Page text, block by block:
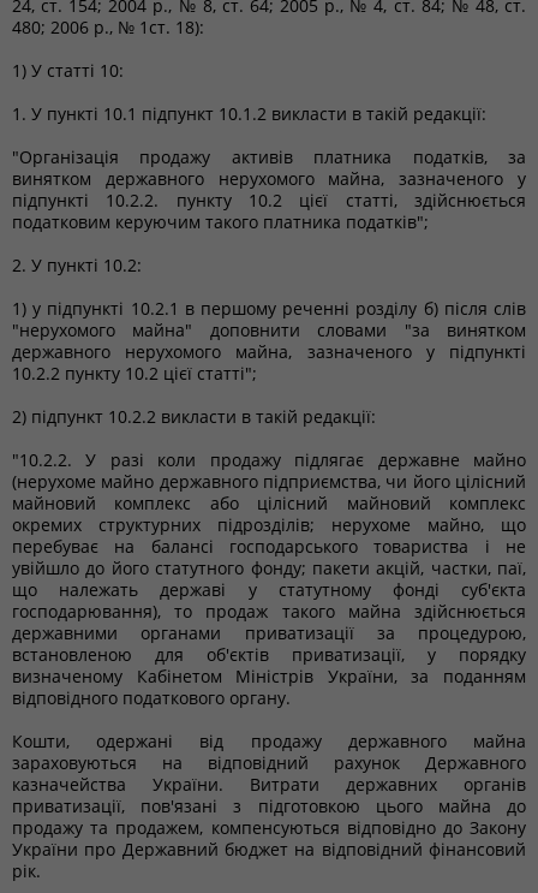
24, ст. 154; 2004 р., № 8, ст. 64; 2005 р., № 4, ст. 84; № 48, ст.
480; 2006 р., № 1ст. 18):
1) У статті 10:
1. У пункті 10.1 підпункт 10.1.2 викласти в такій редакції:
"Організація продажу активів платника податків, за
винятком державного нерухомого майна, зазначеного у
підпункті 10.2.2. пункту 10.2 цієї статті, здійснюється
податковим керуючим такого платника податків";
2. У пункті 10.2:
1) у підпункті 10.2.1 в першому реченні розділу б) після слів
"нерухомого майна" доповнити словами "за винятком
державного нерухомого майна, зазначеного у підпункті
10.2.2 пункту 10.2 цієї статті";
2) підпункт 10.2.2 викласти в такій редакції:
"10.2.2. У разі коли продажу підлягає державне майно
(нерухоме майно державного підприємства, чи його цілісний
майновий комплекс або цілісний майновий комплекс
окремих структурних підрозділів; нерухоме майно, що
перебуває на балансі господарського товариства і не
увійшло до його статутного фонду; пакети акцій, частки, паї,
що належать державі у статутному фонді суб'єкта
господарювання), то продаж такого майна здійснюється
державними органами приватизації за процедурою,
встановленою для об'єктів приватизації, у порядку
визначеному Кабінетом Міністрів України, за поданням
відповідного податкового органу.
Кошти, одержані від продажу державного майна
зараховуються на відповідний рахунок Державного
казначейства України. Витрати державних органів
приватизації, пов'язані з підготовкою цього майна до
продажу та продажем, компенсуються відповідно до Закону
України про Державний бюджет на відповідний фінансовий
рік.